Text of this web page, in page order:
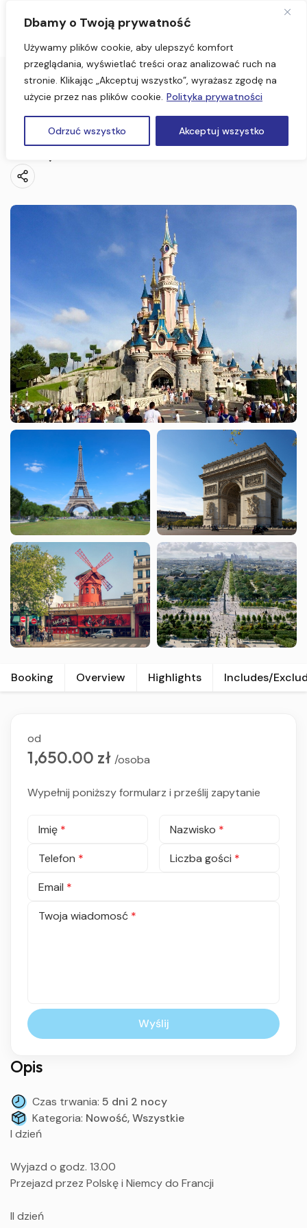
Dbamy o Twoją prywatność
Używamy plików cookie, aby ulepszyć komfort
przeglądania, wyświetlać treści oraz analizować ruch na
stronie. Klikając „Akceptuj wszystko”, wyrażasz zgodę na
użycie przez nas plików cookie. Polityka prywatności
Odrzuć wszystko Akceptuj wszystko
Strona Główna
Paryż, Disneyland 5 dni (Wycieczka dla szkół)
Paryż, Disneyland 5 dni (Wycieczka dla
Booking Overview Highlights Includes/
Opis
Czas trwania: 5 dni 2 nocy
Kategoria: Nowość, Wszystkie
I dzień
Wyjazd o godz. 13.00
Przejazd przez Polskę i Niemcy do Francji
II dzień
od
1,650.00 zł /osoba
Wypełnij poniższy formularz i prześlij zapytanie
Imię * Nazwisko *
Telefon * Liczba gości *
Email *
Twoja wiadomosć *
Wyślij